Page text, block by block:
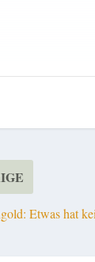
Etwas hat